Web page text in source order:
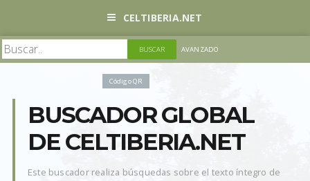
CELTIBERIA.NET
AVANZADO
Código QR
BUSCADOR GLOBAL
DE CELTIBERIA.NET
Este buscador realiza búsquedas sobre el texto íntegro de